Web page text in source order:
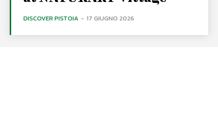
DISCOVER PISTOIA - 17 GIUGNO 2026